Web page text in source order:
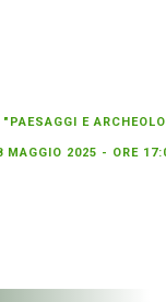
"PAESAGGI E
MAGGIO 2025 - ORE